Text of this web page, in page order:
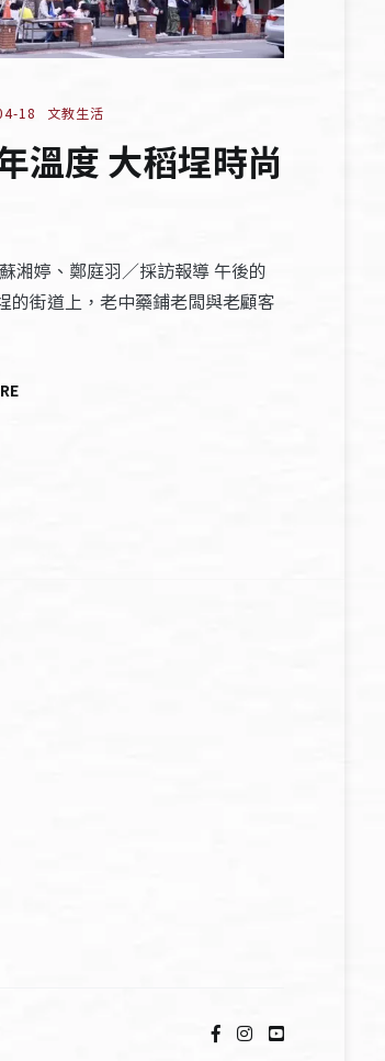
18 文教生活
溫度 大稻埕時尚
湘婷、鄭庭羽／採訪報導 午後的
的街道上，老中藥鋪老闆與老顧客